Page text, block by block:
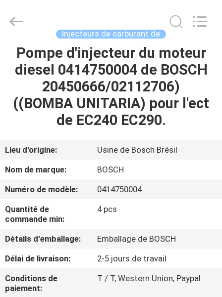
MAISON
PRODUITS
AU
DE
NOUS
VISITE
D'USINE
CONTRÔLE
DE
QUALITÉ
Auto
Reserved.
Injecteurs de carburant de
Pompe d'injecteur du moteur
diesel 0414750004 de BOSCH
20450666/02112706)
((BOMBA UNITARIA) pour l'ect
de EC240 EC290.
Lieu d'origine:
Usine de Bosch Brésil
Nom de marque:
BOSCH
Numéro de modèle:
0414750004
Quantité de
commande min:
4 pcs
Détails d'emballage:
Emballage de BOSCH
Délai de livraison:
2-5 jours de travail
Conditions de
paiement:
T / T, Western Union, Paypal